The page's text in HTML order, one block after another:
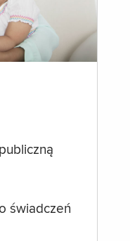
świadczeń